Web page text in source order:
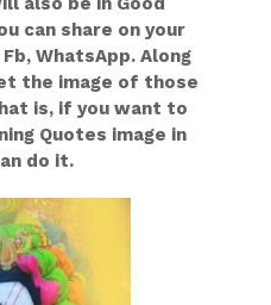
can share on your
WhatsApp. Along
the image of those
is, if you want to
Quotes image in
do it.